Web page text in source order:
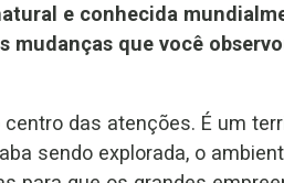
e conhecida
mudanças que você
das atenções. É um
sendo explorada, o